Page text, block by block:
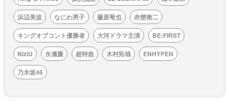
浜辺美波
なにわ男子 藤原竜也
赤楚衛二
キングオブコント優勝者
大河ドラマ主演
BE:FIRST
NiziU
永瀬廉 超特急 木村拓哉
ENHYPEN
乃木坂46